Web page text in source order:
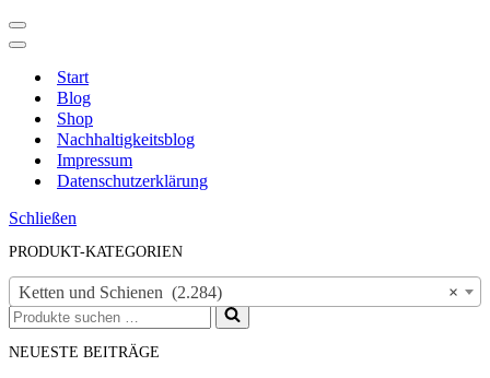
Navigationsmenü
Navigationsmenü
Start
Blog
Shop
Nachhaltigkeitsblog
Impressum
Datenschutzerklärung
Schließen
PRODUKT-KATEGORIEN
×
Ketten und Schienen (2.284)
Suchen
nach …
NEUESTE BEITRÄGE